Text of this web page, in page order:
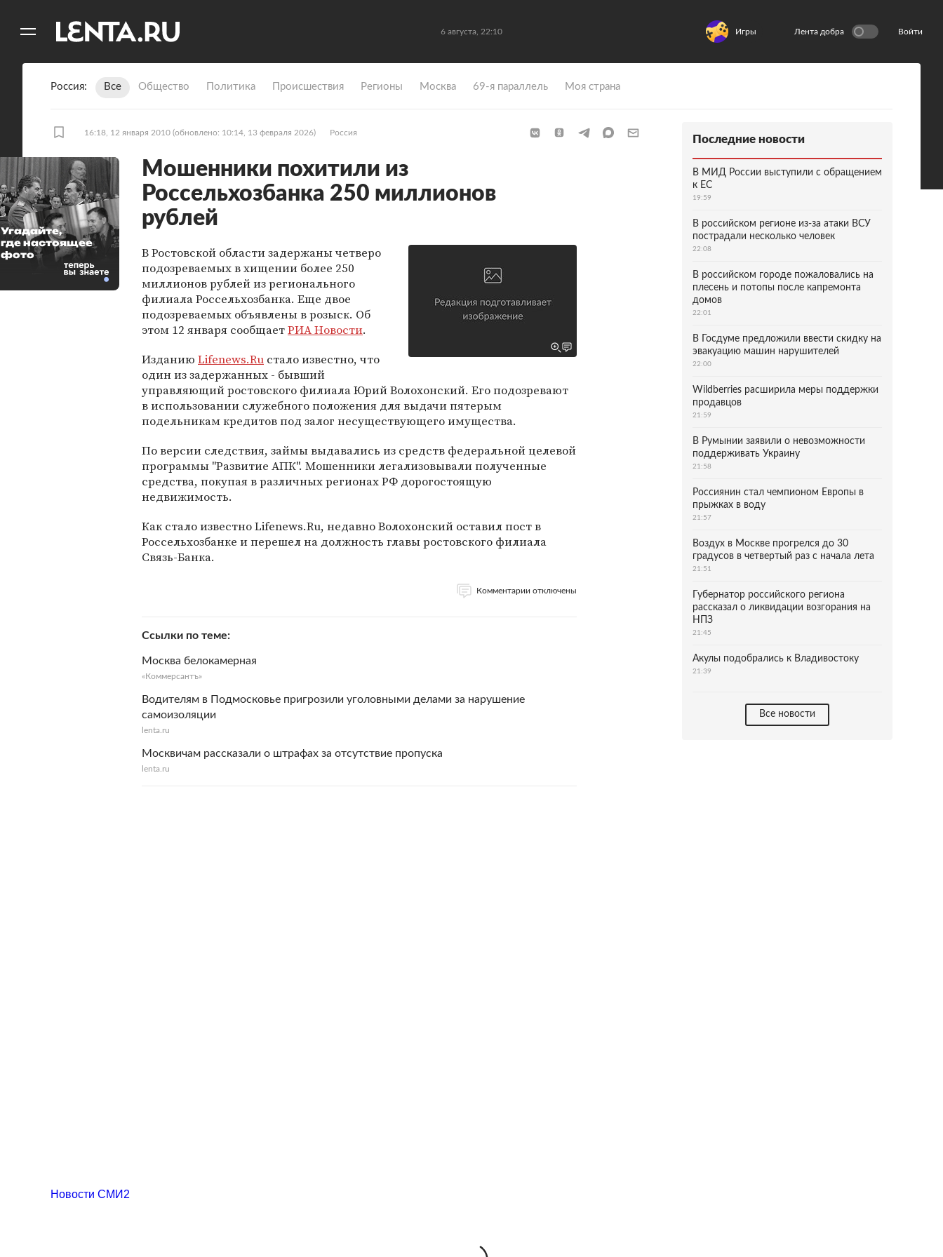
6 августа, 22:10 Игры Лента добра Войти
Россия Все Общество Политика Происшествия Регионы Москва 69-я параллель Моя страна
16:18, 12 января 2010 (обновлено: 10:14, 13 февраля 2026) Россия
Мошенники похитили из
Россельхозбанка 250 миллионов
рублей
В Ростовской области задержаны четверо
подозреваемых в хищении более 250
миллионов рублей из регионального
филиала Россельхозбанка. Еще двое
подозреваемых объявлены в розыск. Об
этом 12 января сообщаетРИА Новости.
Изданию Lifenews.Ru стало известно, что
один из задержанных - бывший
управляющий ростовского филиала Юрий Волохонский. Его подозревают
в использовании служебного положения для выдачи пятерым
подельникам кредитов под залог несуществующего имущества.
По версии следствия, займы выдавались из средств федеральной целевой
программы "Развитие АПК". Мошенники легализовывали полученные
средства, покупая в различных регионах РФ дорогостоящую
недвижимость.
Как стало известно Lifenews.Ru, недавно Волохонский оставил пост в
Россельхозбанке и перешел на должность главы ростовского филиала
Связь-Банка.
Комментарии отключены
Ссылки по теме
Москва белокамерная
«Коммерсантъ»
Водителям в Подмосковье пригрозили уголовными делами за нарушение
самоизоляции
lenta.ru
Москвичам рассказали о штрафах за отсутствие пропуска
lenta.ru
Угадайте,
где настоящее
фото
Последние новости
В МИД России выступили с обращением
к ЕС
19:59
В российском регионе из-за атаки ВСУ
пострадали несколько человек
22:08
В российском городе пожаловались на
плесень и потопы после капремонта
домов
22:01
В Госдуме предложили ввести скидку на
эвакуацию машин нарушителей
22:00
Wildberries расширила меры поддержки
продавцов
21:59
В Румынии заявили о невозможности
поддерживать Украину
21:58
Россиянин стал чемпионом Европы в
прыжках в воду
21:57
Воздух в Москве прогрелся до 30
градусов в четвертый раз с начала лета
21:51
Губернатор российского региона
рассказал о ликвидации возгорания на
НПЗ
21:45
Акулы подобрались к Владивостоку
21:39
Все новости
Новости СМИ2